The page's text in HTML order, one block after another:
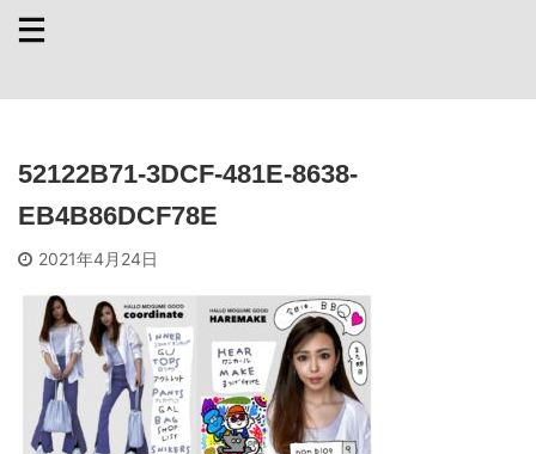
52122B71-3DCF-481E-8638-
EB4B86DCF78E
2021年4月24日